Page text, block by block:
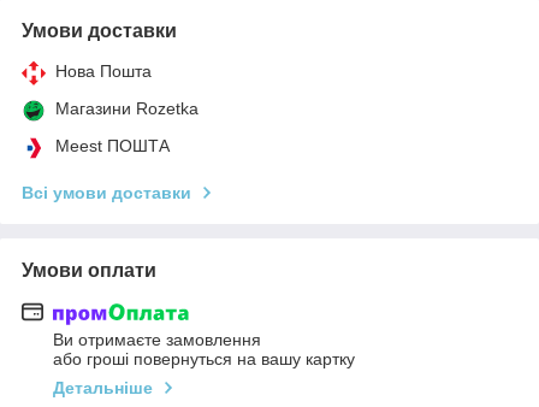
Умови доставки
Нова Пошта
Магазини Rozetka
Meest ПОШТА
Всі умови доставки
Умови оплати
Ви отримаєте замовлення
або гроші повернуться на вашу картку
Детальніше